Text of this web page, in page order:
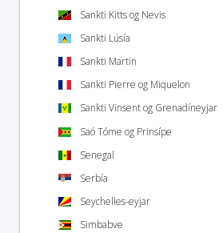
Sankti Kitts og Nevis
Sankti Lúsía
Sankti Martin
Sankti Pierre og Miquelon
Sankti Vinsent og Grenadíneyjar
Saó Tóme og Prinsípe
Senegal
Serbía
Seychelles-eyjar
Simbabve